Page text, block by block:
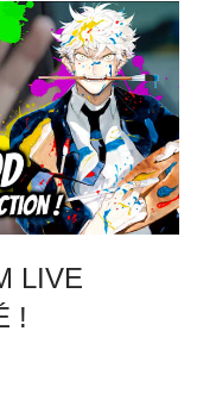
LIVE
!